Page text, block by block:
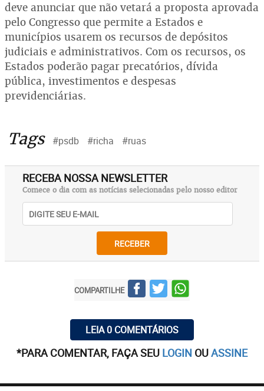
deve anunciar que não vetará a proposta aprovada
pelo Congresso que permite a Estados e
municípios usarem os recursos de depósitos
judiciais e administrativos. Com os recursos, os
Estados poderão pagar precatórios, dívida
pública, investimentos e despesas
previdenciárias.
Tags #psdb #richa #ruas
RECEBA NOSSA NEWSLETTER
Comece o dia com as notícias selecionadas pelo nosso editor
RECEBER
COMPARTILHE
LEIA 0 COMENTÁRIOS
*PARA COMENTAR, FAÇA SEU LOGIN OUASSINE